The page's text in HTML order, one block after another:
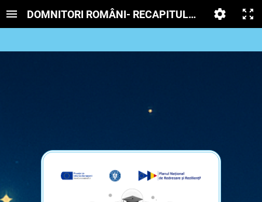
DOMNITORI ROMÂNI- RECAPITULARE